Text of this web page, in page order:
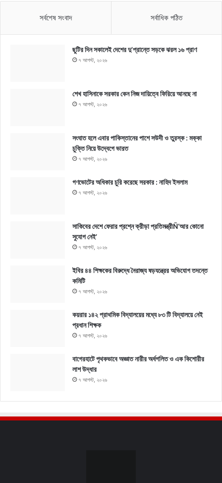
সর্বশেষ সংবাদ সর্বাধিক পঠিত
ছুটির দিন সকালেই দেশের দু’প্রান্তে সড়কে ঝরল ১৬ প্রাণ
৭ আগস্ট, ২০২৬
শেখ হাসিনাকে সরকার কেন নিজ দায়িত্বে ফিরিয়ে আনছে না
৭ আগস্ট, ২০২৬
সংঘাত হলে এবার পাকিস্তানের পাশে সউদী ও তুরস্ক : মক্কা
চুক্তি নিয়ে উদ্বেগে ভারত
৭ আগস্ট, ২০২৬
গণভোটের অধিকার চুরি করেছে সরকার : নাহিদ ইসলাম
৭ আগস্ট, ২০২৬
সাকিবের দেশে ফেরার প্রশ্নে ক্রীড়া প্রতিমন্ত্রীÑ‘আর কোনো
সুযোগ নেই’
৭ আগস্ট, ২০২৬
ইবির ৪৪ শিক্ষকের বিরুদ্ধে নৈরাজ্য ষড়যন্ত্রের অভিযোগ তদন্তে
কমিটি
৭ আগস্ট, ২০২৬
কয়রার ১৪২ প্রাথমিক বিদ্যালয়ের মধ্যে ৮৩ টি বিদ্যালয়ে নেই
প্রধান শিক্ষক
৭ আগস্ট, ২০২৬
বাগেরহাটে পৃথকভাবে অজ্ঞাত নারীর অর্ধগলিত ও এক কিশোরীর
লাশ উদ্ধার
৭ আগস্ট, ২০২৬